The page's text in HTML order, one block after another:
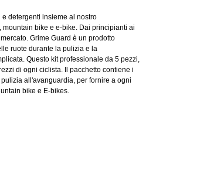
detergenti insieme al nostro
mountain bike e e-bike. Dai principianti ai
Grime Guard è un prodotto
ruote durante la pulizia e la
Questo kit professionale da 5 pezzi,
di ogni ciclista. Il pacchetto contiene i
all'avanguardia, per fornire a ogni
bike e E-bikes.